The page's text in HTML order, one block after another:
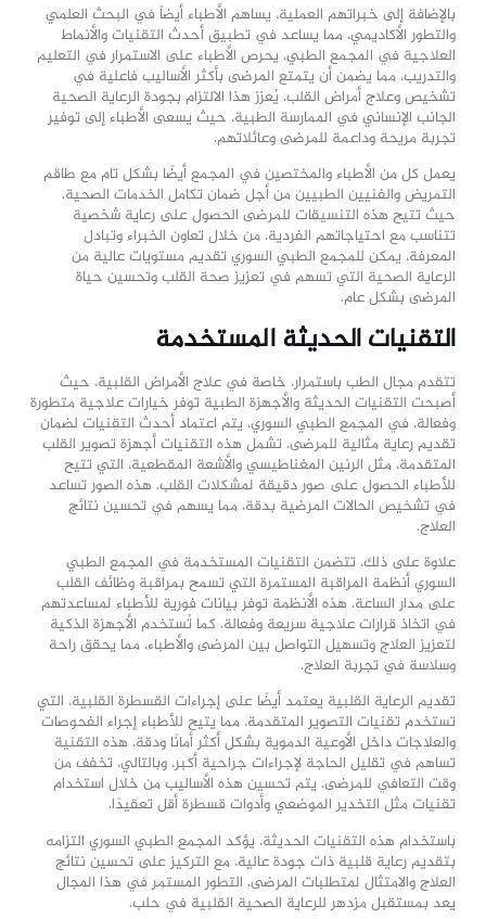
بالإضافة إلى خبراتهم العملية، يساهم الأطباء أيضاً في البحث العلمي
والتطور الأكاديمي، مما يساعد في تطبيق أحدث التقنيات والأنماط
العلاجية في المجمع الطبي. يحرص الأطباء على الاستمرار في التعليم
والتدريب، مما يضمن أن يتمتع المرضى بأكثر الأساليب فاعلية في
تشخيص وعلاج أمراض القلب. يُعزز هذا الالتزام بجودة الرعاية الصحية
الجانب الإنساني في الممارسة الطبية، حيث يسعى الأطباء إلى توفير
تجربة مريحة وداعمة للمرضى وعائلاتهم.
يعمل كل من الأطباء والمختصين في المجمع أيضًا بشكل تام مع طاقم
التمريض والفنيين الطبيين من أجل ضمان تكامل الخدمات الصحية.
حيث تتيح هذه التنسيقات للمرضى الحصول على رعاية شخصية
تتناسب مع احتياجاتهم الفردية. من خلال تعاون الخبراء وتبادل
المعرفة، يمكن للمجمع الطبي السوري تقديم مستويات عالية من
الرعاية الصحية التي تسهم في تعزيز صحة القلب وتحسين حياة
المرضى بشكل عام.
التقنيات الحديثة المستخدمة
تتقدم مجال الطب باستمرار، خاصة في علاج الأمراض القلبية، حيث
أصبحت التقنيات الحديثة والأجهزة الطبية توفر خيارات علاجية متطورة
وفعالة. في المجمع الطبي السوري، يتم اعتماد أحدث التقنيات لضمان
تقديم رعاية مثالية للمرضى. تشمل هذه التقنيات أجهزة تصوير القلب
المتقدمة، مثل الرنين المغناطيسي والأشعة المقطعية، التي تتيح
للأطباء الحصول على صور دقيقة لمشكلات القلب. هذه الصور تساعد
في تشخيص الحالات المرضية بدقة، مما يسهم في تحسين نتائج
العلاج.
علاوة على ذلك، تتضمن التقنيات المستخدمة في المجمع الطبي
السوري أنظمة المراقبة المستمرة التي تسمح بمراقبة وظائف القلب
على مدار الساعة. هذه الأنظمة توفر بيانات فورية للأطباء لمساعدتهم
في اتخاذ قرارات علاجية سريعة وفعالة. كما تُستخدم الأجهزة الذكية
لتعزيز العلاج وتسهيل التواصل بين المرضى والأطباء، مما يحقق راحة
وسلاسة في تجربة العلاج.
تقديم الرعاية القلبية يعتمد أيضًا على إجراءات القسطرة القلبية، التي
تستخدم تقنيات التصوير المتقدمة، مما يتيح للأطباء إجراء الفحوصات
والعلاجات داخل الأوعية الدموية بشكل أكثر أمانًا ودقة. هذه التقنية
تساهم في تقليل الحاجة لإجراءات جراحية أكبر، وبالتالي، تخفف من
وقت التعافي للمرضى. يتم تحسين هذه الأساليب من خلال استخدام
تقنيات مثل التخدير الموضعي وأدوات قسطرة أقل تعقيدًا.
باستخدام هذه التقنيات الحديثة، يؤكد المجمع الطبي السوري التزامه
بتقديم رعاية قلبية ذات جودة عالية، مع التركيز على تحسين نتائج
العلاج والامتثال لمتطلبات المرضى. التطور المستمر في هذا المجال
يعد بمستقبل مزدهر للرعاية الصحية القلبية في حلب.